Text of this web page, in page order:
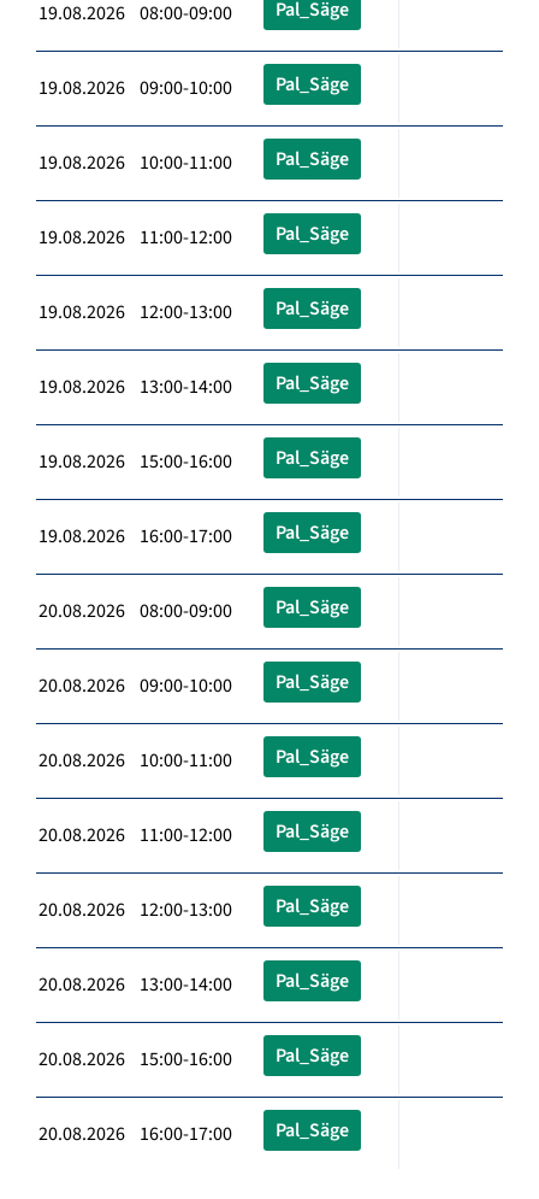
19.08.2026 08:00-09:00 Pal_Säge
19.08.2026 09:00-10:00 Pal_Säge
19.08.2026 10:00-11:00 Pal_Säge
19.08.2026 11:00-12:00 Pal_Säge
19.08.2026 12:00-13:00 Pal_Säge
19.08.2026 13:00-14:00 Pal_Säge
19.08.2026 15:00-16:00 Pal_Säge
19.08.2026 16:00-17:00 Pal_Säge
20.08.2026 08:00-09:00 Pal_Säge
20.08.2026 09:00-10:00 Pal_Säge
20.08.2026 10:00-11:00 Pal_Säge
20.08.2026 11:00-12:00 Pal_Säge
20.08.2026 12:00-13:00 Pal_Säge
20.08.2026 13:00-14:00 Pal_Säge
20.08.2026 15:00-16:00 Pal_Säge
20.08.2026 16:00-17:00 Pal_Säge